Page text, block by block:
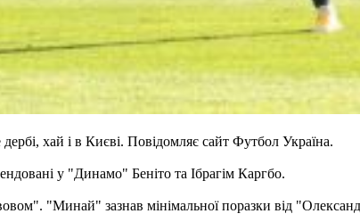
хай і в Києві. Повідомляє сайт Футбол Україна.
у "Динамо" Беніто та Ібрагім Каргбо.
"Минай" зазнав мінімальної поразки від